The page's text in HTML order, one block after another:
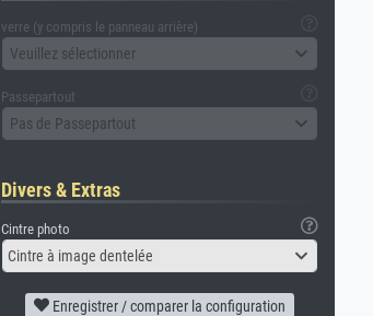
verre (y compris le panneau arrière)
Veuillez sélectionner
Passepartout
Pas de Passepartout
Divers & Extras
Cintre photo
Cintre à image dentelée
Enregistrer / comparer la configuration